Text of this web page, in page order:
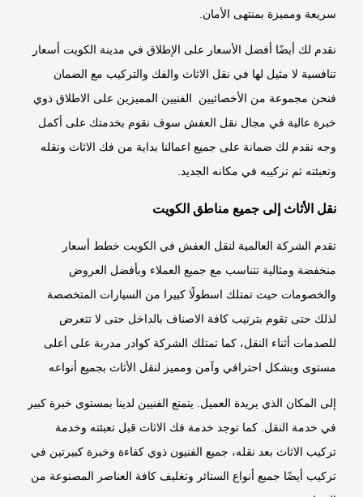
سريعة ومميزة بمنتهى الأمان.
نقدم لك أيضًا أفضل الأسعار على الإطلاق في مدينة الكويت أسعار
تنافسية لا مثيل لها في نقل الاثاث والفك والتركيب مع الضمان
فنحن مجموعة من الأخصائيين الفنيين المميزين على الاطلاق ذوي
خبرة عالية في مجال نقل العفش سوف نقوم بخدمتك على أكمل
وجه نقدم لك ضمانة على جميع اعمالنا بداية من فك الاثاث ونقله
وتعبئته ثم تركيبه في مكانه الجديد.
نقل الأثاث إلى جميع مناطق الكويت
تقدم الشركة العالمية لنقل العفش في الكويت خطط أسعار
منخفضة ومثالية تتناسب مع جميع العملاء وبأفضل العروض
والخصومات حيث تمتلك اسطولًا كبيرا من السيارات المتخصصة
لذلك حتى تقوم بترتيب كافة الاصناف بالداخل حتى لا تتعرض
للصدمات أثناء النقل، كما تمتلك الشركة كوادر مدربة على أعلى
مستوى وبشكل احترافي وآمن ومميز لنقل الأثاث بجميع أنواعه
إلى المكان الذي يريدة العميل. يتمتع الفنيين لدينا بمستوى خبرة كبير
في خدمة النقل. كما توجد خدمة فك الاثاث قبل تعبئته وخدمة
تركيب الاثاث بعد نقله، جميع الفنيون ذوي كفاءة وخبرة كبيرتين في
تركيب أيضًا جميع أنواع الستائر وتغليف كافة العناصر المصنوعة من